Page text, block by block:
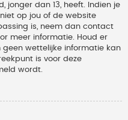
jonger dan 13, heeft. Indien je
op jou of de website
is, neem dan contact
meer informatie. Houd er
wettelijke informatie kan
is voor deze
wordt.